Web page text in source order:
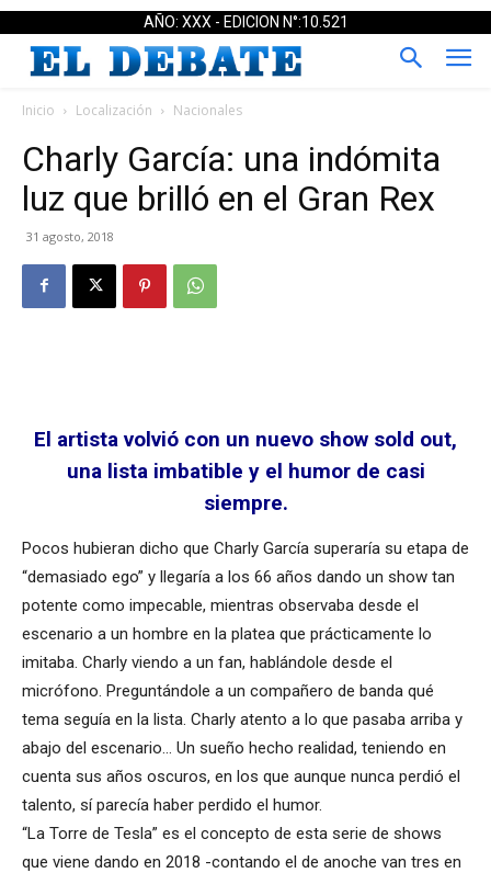
AÑO: XXX - EDICION N°:10.521
Inicio Localización Nacionales
Charly García: una indómita
luz que brilló en el Gran Rex
31 agosto, 2018
El artista volvió con un nuevo show sold out,
una lista imbatible y el humor de casi
siempre.
Pocos hubieran dicho que Charly García superaría su etapa de
“demasiado ego” y llegaría a los 66 años dando un show tan
potente como impecable, mientras observaba desde el
escenario a un hombre en la platea que prácticamente lo
imitaba. Charly viendo a un fan, hablándole desde el
micrófono. Preguntándole a un compañero de banda qué
tema seguía en la lista. Charly atento a lo que pasaba arriba y
abajo del escenario… Un sueño hecho realidad, teniendo en
cuenta sus años oscuros, en los que aunque nunca perdió el
talento, sí parecía haber perdido el humor.
“La Torre de Tesla” es el concepto de esta serie de shows
que viene dando en 2018 -contando el de anoche van tres en